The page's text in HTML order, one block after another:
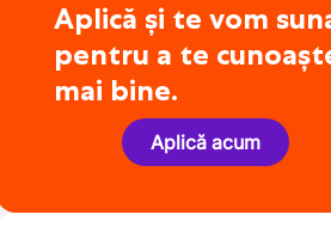
Aplică și te vom
pentru a te
mai bine.
Aplică acum